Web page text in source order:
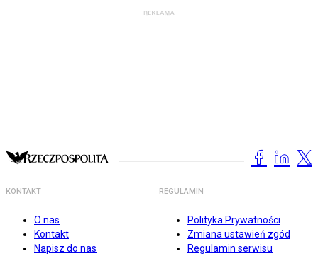
KONTAKT
O nas
Kontakt
Napisz do nas
REGULAMIN
Polityka Prywatności
Zmiana ustawień zgód
Regulamin serwisu